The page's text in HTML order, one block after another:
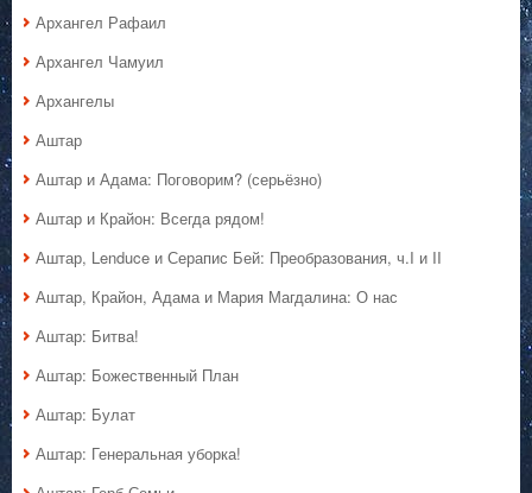
Архангел Рафаил
Архангел Чамуил
Архангелы
Аштар
Аштар и Адама: Поговорим? (серьёзно)
Аштар и Крайон: Всегда рядом!
Аштар, Lenduce и Серапис Бей: Преобразования, ч.I и II
Аштар, Крайон, Адама и Мария Магдалина: О нас
Аштар: Битва!
Аштар: Божественный План
Аштар: Булат
Аштар: Генеральная уборка!